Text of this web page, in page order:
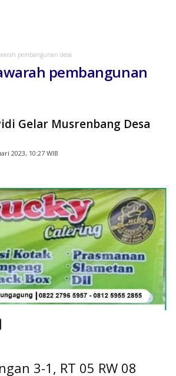
pembangunan desa
pembangunan
Gelar Musrenbang Desa
2023, 10:27 WIB
3-1, RT 05 RW 08